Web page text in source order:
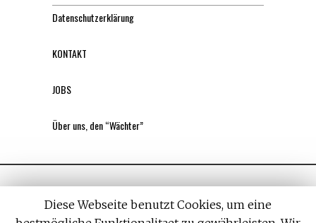
Datenschutzerklärung
KONTAKT
JOBS
Über uns, den “Wächter”
Diese Webseite benutzt Cookies, um eine